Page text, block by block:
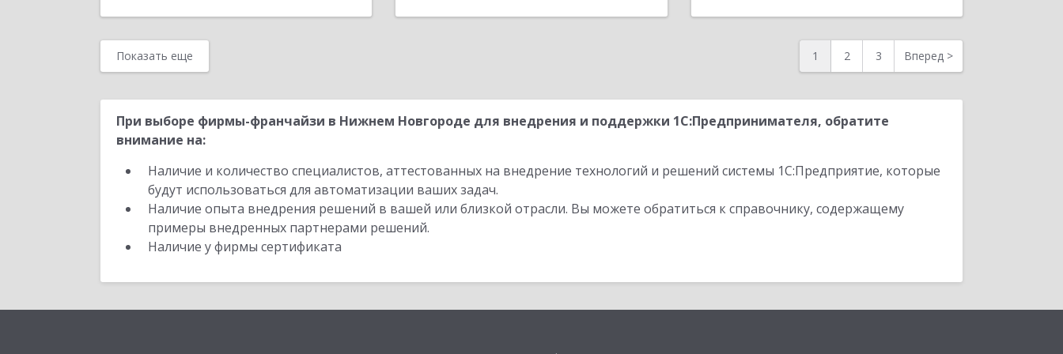
Показать еще 1 2 3 Вперед >
При выборе фирмы-франчайзи в Нижнем Новгороде для внедрения и поддержки 1С:Предпринимателя, обратите
внимание на:
Наличие и количество специалистов, аттестованных на внедрение технологий и решений системы 1С:Предприятие, которые
будут использоваться для автоматизации ваших задач.
Наличие опыта внедрения решений в вашей или близкой отрасли. Вы можете обратиться к справочнику, содержащему
примеры внедренных партнерами решений.
Наличие у фирмы сертификата